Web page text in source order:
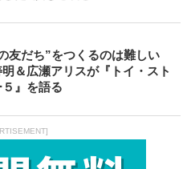
友だち”をつくるのは難しい
＆広瀬アリスが『トイ・スト
』を語る